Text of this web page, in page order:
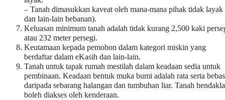
– Tanah dimasukkan kaveat oleh mana-mana pihak tidak layak
dan lain-lain bebanan).
Keluasan minimum tanah adalah tidak kurang 2,500 kaki
atau 232 meter persegi.
Keutamaan kepada pemohon dalam kategori miskin yang
berdaftar dalam eKasih dan lain-lain.
Tanah untuk tapak rumah mestilah dalam keadaan sedia untuk
pembinaan. Keadaan bentuk muka bumi adalah rata serta bebas
daripada sebarang halangan dan tumbuhan liar. Tanah
boleh diakses oleh kenderaan.